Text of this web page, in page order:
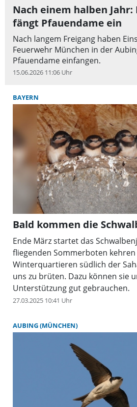
Nach einem halben
fängt Pfauendame ein
Nach langem Freigang haben
Feuerwehr München in der
Pfauendame einfangen.
15.06.2026 11:06 Uhr
BAYERN
Bald kommen die
Ende März startet das
fliegenden Sommerboten
Winterquartieren südlich der
uns zu brüten. Dazu können sie
Unterstützung gut gebrauchen.
27.03.2025 10:41 Uhr
AUBING (MÜNCHEN)